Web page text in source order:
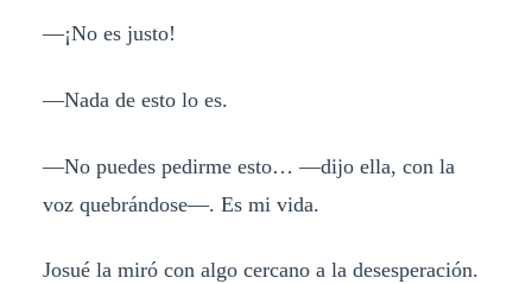
—¡No es justo!
—Nada de esto lo es.
—No puedes pedirme esto… —dijo ella, con la
voz quebrándose—. Es mi vida.
Josué la miró con algo cercano a la desesperación.